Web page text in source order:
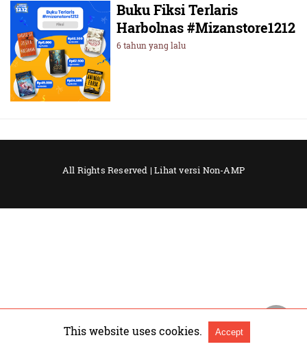
Buku Fiksi Terlaris
Harbolnas #Mizanstore1212
6 tahun yang lalu
All Rights Reserved |Lihat versi Non-AMP
This website uses cookies. Accept